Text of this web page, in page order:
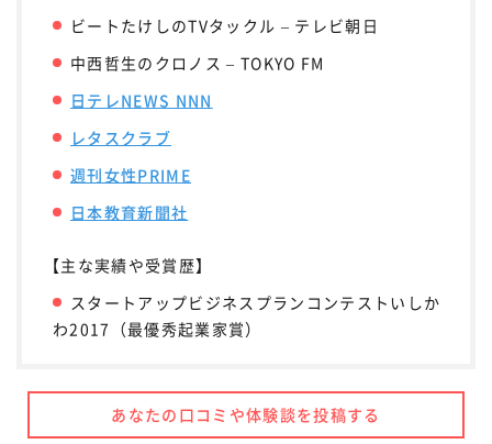
ビートたけしのTVタックル – テレビ朝日
中西哲生のクロノス – TOKYO FM
日テレNEWS NNN
レタスクラブ
週刊女性PRIME
日本教育新聞社
【主な実績や受賞歴】
スタートアップビジネスプランコンテストいしか
わ2017（最優秀起業家賞）
あなたの口コミや体験談を投稿する